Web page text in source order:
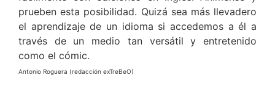
prueben esta posibilidad. Quizá sea más llevadero
el aprendizaje de un idioma si accedemos a él a
través de un medio tan versátil y entretenido
como el cómic.
Antonio Roguera (redacción exTreBeO)